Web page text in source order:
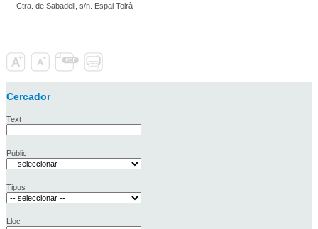
Ctra. de Sabadell, s/n. Espai Tolrà
Cercador
Text
Públic
Tipus
Lloc